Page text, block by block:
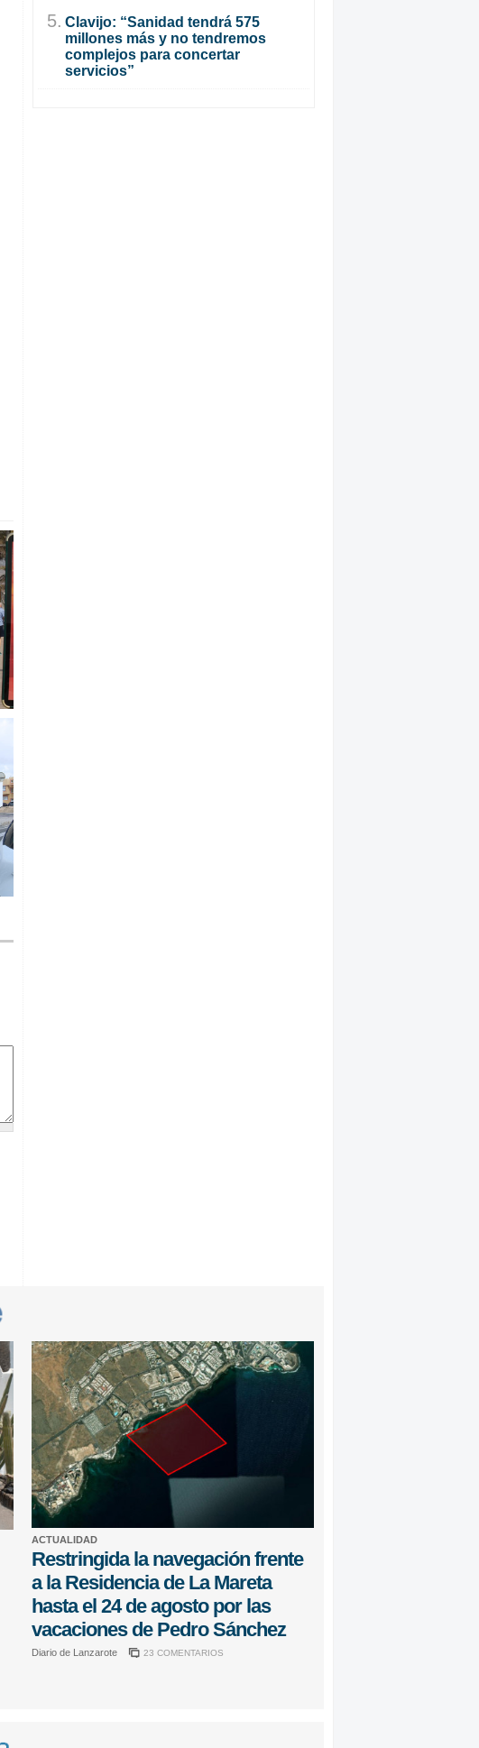
5. Clavijo: “Sanidad tendrá 575
millones más y no tendremos
complejos para concertar
servicios”
ACTUALIDAD
Restringida la navegación frente
a la Residencia de La Mareta
hasta el 24 de agosto por las
vacaciones de Pedro Sánchez
Diario de Lanzarote 23 COMENTARIOS